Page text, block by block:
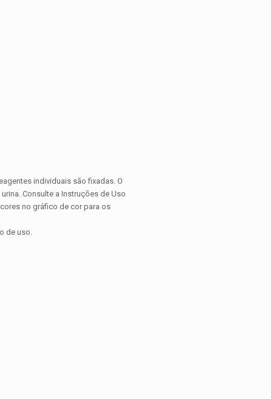
individuais são fixadas. O
Consulte a Instruções de Uso
no gráfico de cor para os
de uso.